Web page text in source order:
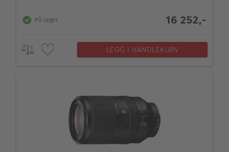
På lager 16 252,-
LEGG I HANDLEKURV